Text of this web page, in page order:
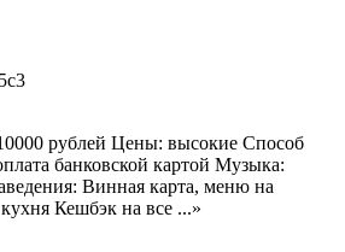
рублей Цены: высокие Способ
банковской картой Музыка:
Винная карта, меню на
Кешбэк на все ...»